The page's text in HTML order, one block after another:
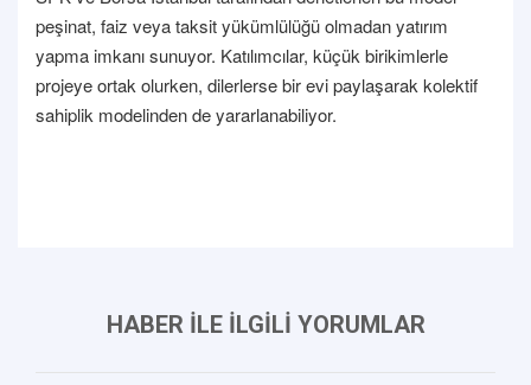
peşinat, faiz veya taksit yükümlülüğü olmadan yatırım
yapma imkanı sunuyor. Katılımcılar, küçük birikimlerle
projeye ortak olurken, dilerlerse bir evi paylaşarak kolektif
sahiplik modelinden de yararlanabiliyor.
HABER İLE İLGİLİ YORUMLAR